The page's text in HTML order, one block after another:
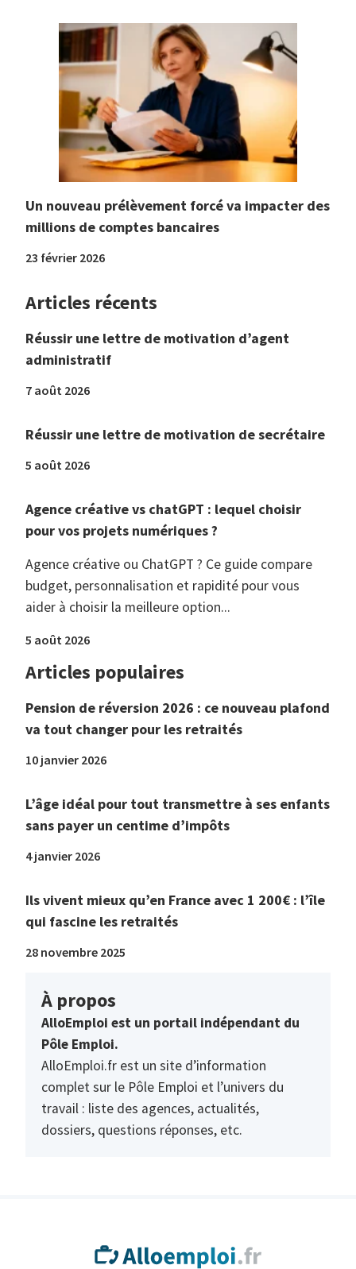
Un nouveau prélèvement forcé va impacter des
millions de comptes bancaires
23 février 2026
Articles récents
Réussir une lettre de motivation d’agent
administratif
7 août 2026
Réussir une lettre de motivation de secrétaire
5 août 2026
Agence créative vs chatGPT : lequel choisir
pour vos projets numériques ?
Agence créative ou ChatGPT ? Ce guide compare
budget, personnalisation et rapidité pour vous
aider à choisir la meilleure option...
5 août 2026
Articles populaires
Pension de réversion 2026 : ce nouveau plafond
va tout changer pour les retraités
10 janvier 2026
L’âge idéal pour tout transmettre à ses enfants
sans payer un centime d’impôts
4 janvier 2026
Ils vivent mieux qu’en France avec 1 200€ : l’île
qui fascine les retraités
28 novembre 2025
À propos
AlloEmploi est un portail indépendant du
Pôle Emploi.
AlloEmploi.fr est un site d’information
complet sur le Pôle Emploi et l’univers du
travail : liste des agences, actualités,
dossiers, questions réponses, etc.